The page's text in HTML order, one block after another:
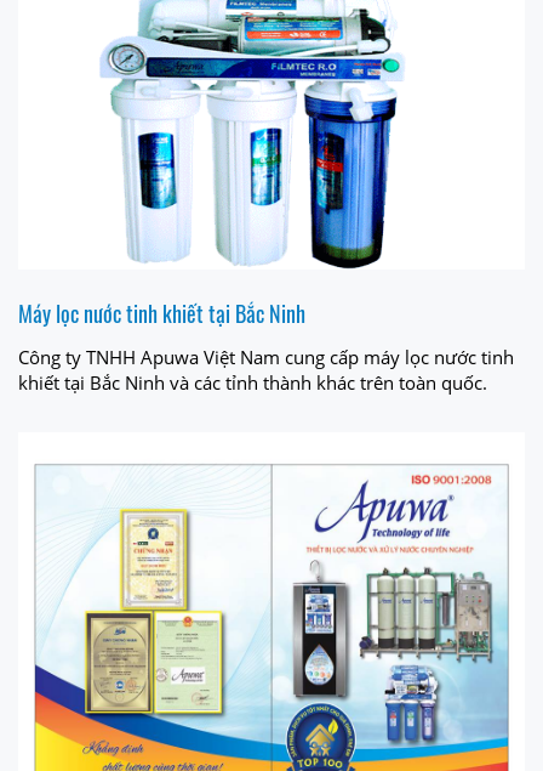
Máy lọc nước tinh khiết tại Bắc Ninh
Công ty TNHH Apuwa Việt Nam cung cấp máy lọc nước tinh
khiết tại Bắc Ninh và các tỉnh thành khác trên toàn quốc.